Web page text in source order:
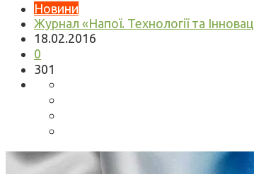
Новини
Журнал «Напої. Технології та
18.02.2016
0
301